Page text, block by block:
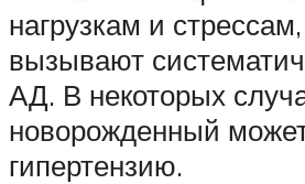
нагрузкам и
вызывают
АД. В некоторых
новорожденный
гипертензию.